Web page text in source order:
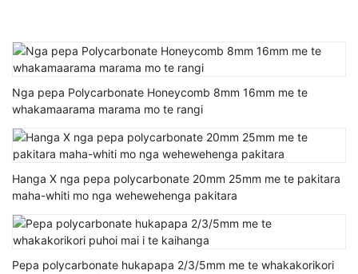
Nga pepa Polycarbonate Honeycomb 8mm 16mm me te
whakamaarama marama mo te rangi
Hanga X nga pepa polycarbonate 20mm 25mm me te pakitara
maha-whiti mo nga wehewehenga pakitara
Pepa polycarbonate hukapapa 2/3/5mm me te whakakorikori